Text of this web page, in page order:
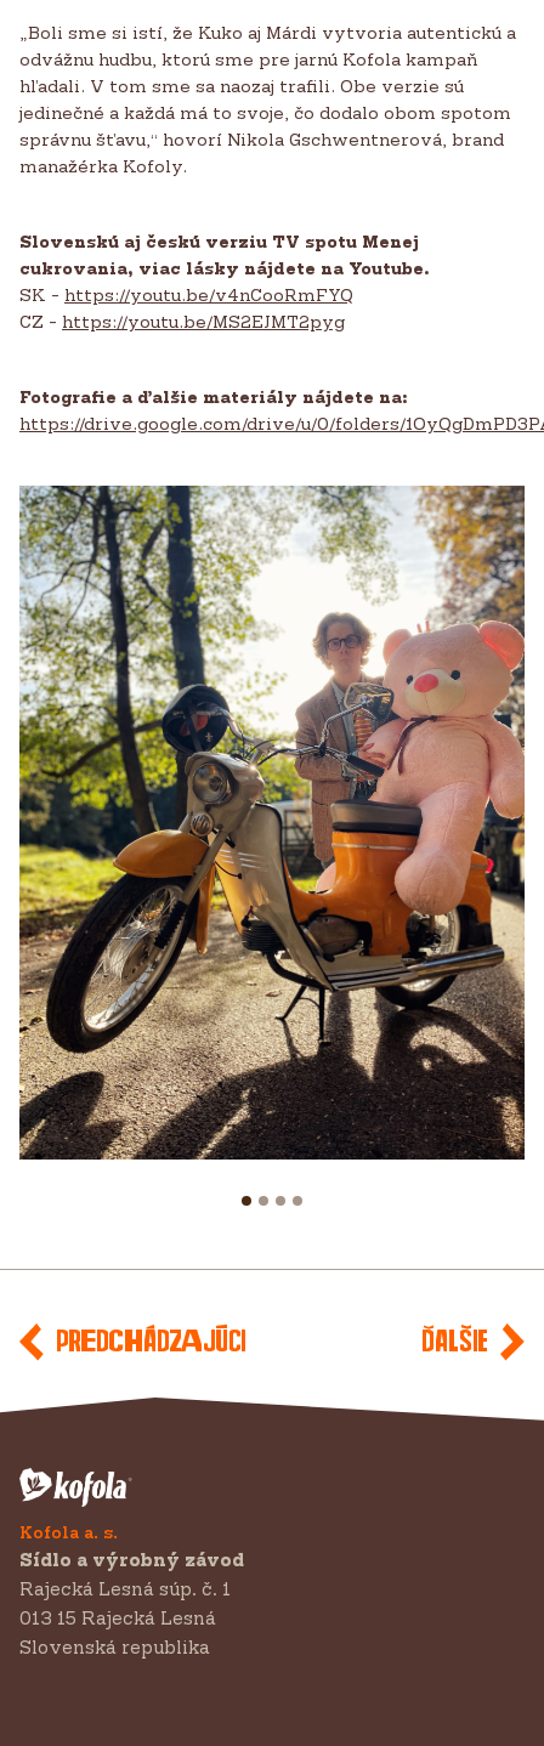
„Boli sme si istí, že Kuko aj Márdi vytvoria autentickú a
odvážnu hudbu, ktorú sme pre jarnú Kofola kampaň
hľadali. V tom sme sa naozaj trafili. Obe verzie sú
jedinečné a každá má to svoje, čo dodalo obom spotom
správnu šťavu,“ hovorí Nikola Gschwentnerová, brand
manažérka Kofoly.
Slovenskú aj českú verziu TV spotu Menej
cukrovania, viac lásky nájdete na Youtube.
SK - https://youtu.be/v4nCooRmFYQ
CZ - https://youtu.be/MS2EJMT2pyg
Fotografie a ďalšie materiály nájdete na:
https://drive.google.com/drive/u/0/folders/
Predchádzajúci Ďalšie
Kofola a. s.
Sídlo a výrobný závod
Rajecká Lesná súp. č. 1
013 15 Rajecká Lesná
Slovenská republika